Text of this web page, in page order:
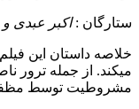
ستارگان :اکبر عبدی و
خلاصه داستان این
میکند. از جمله ترور
مشروطیت توسط